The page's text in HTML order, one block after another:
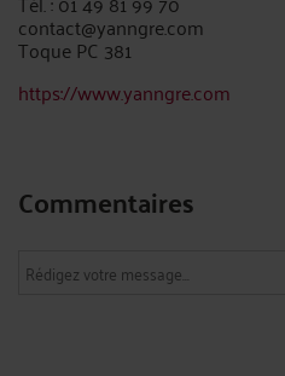
contact@yanngre.com
Toque PC 381
https://www.yanngre.com
Commentaires